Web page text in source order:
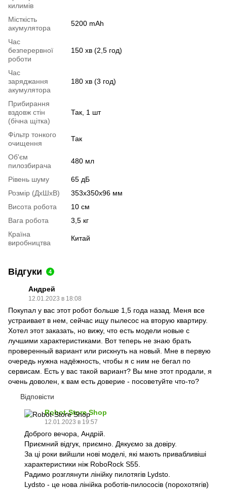
килимів
Місткість
акумулятора
5200 mAh
Час
безперервної
роботи
150 хв (2,5 год)
Час
заряджання
акумулятора
180 хв (3 год)
Прибирання
вздовж стін
(бічна щітка)
Так, 1 шт
Фільтр тонкого
очищення
Так
Об'єм
пилозбирача
480 мл
Рівень шуму
65 дБ
Розмір (ДхШхВ)
353х350х96 мм
Висота робота
10 см
Вага робота
3,5 кг
Країна
виробництва
Китай
Відгуки 4
Андрей
12.01.2023 в 18:08
Покупал у вас этот робот больше 1,5 года назад. Меня все
устраивает в нем, сейчас ищу пылесос на вторую квартиру.
Хотел этот заказать, но вижу, что есть модели новые с
лучшими характеристиками. Вот теперь не знаю брать
проверенный вариант или рискнуть на новый. Мне в первую
очередь нужна надёжность, чтобы я с ним не бегал по
сервисам. Есть у вас такой вариант? Вы мне этот продали, я
очень доволен, к вам есть доверие - посоветуйте что-то?
Відповісти
Robot-Store Shop
12.01.2023 в 19:57
Доброго вечора, Андрій.
Приємний відгук, приємно. Дякуємо за довіру.
За ці роки вийшли нові моделі, які мають привабливіші
характеристики ніж RoboRock S55.
Радимо розглянути лінійку пилотягів Lydsto.
Lydsto - це нова лінійка роботів-пилососів (порохотягів)